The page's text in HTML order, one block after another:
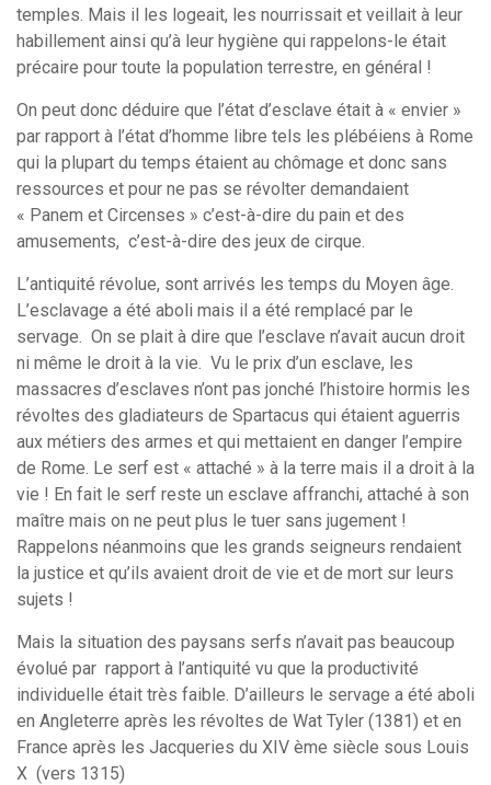
temples. Mais il les logeait, les nourrissait et veillait à leur
habillement ainsi qu’à leur hygiène qui rappelons-le était
précaire pour toute la population terrestre, en général !
On peut donc déduire que l’état d’esclave était à « envier »
par rapport à l’état d’homme libre tels les plébéiens à Rome
qui la plupart du temps étaient au chômage et donc sans
ressources et pour ne pas se révolter demandaient
« Panem et Circenses » c’est-à-dire du pain et des
amusements, c’est-à-dire des jeux de cirque.
L’antiquité révolue, sont arrivés les temps du Moyen âge.
L’esclavage a été aboli mais il a été remplacé par le
servage. On se plait à dire que l’esclave n’avait aucun droit
ni même le droit à la vie. Vu le prix d’un esclave, les
massacres d’esclaves n’ont pas jonché l’histoire hormis les
révoltes des gladiateurs de Spartacus qui étaient aguerris
aux métiers des armes et qui mettaient en danger l’empire
de Rome. Le serf est « attaché » à la terre mais il a droit à la
vie ! En fait le serf reste un esclave affranchi, attaché à son
maître mais on ne peut plus le tuer sans jugement !
Rappelons néanmoins que les grands seigneurs rendaient
la justice et qu’ils avaient droit de vie et de mort sur leurs
sujets !
Mais la situation des paysans serfs n’avait pas beaucoup
évolué par rapport à l’antiquité vu que la productivité
individuelle était très faible. D’ailleurs le servage a été aboli
en Angleterre après les révoltes de Wat Tyler (1381) et en
France après les Jacqueries du XIV ème siècle sous Louis
X (vers 1315)